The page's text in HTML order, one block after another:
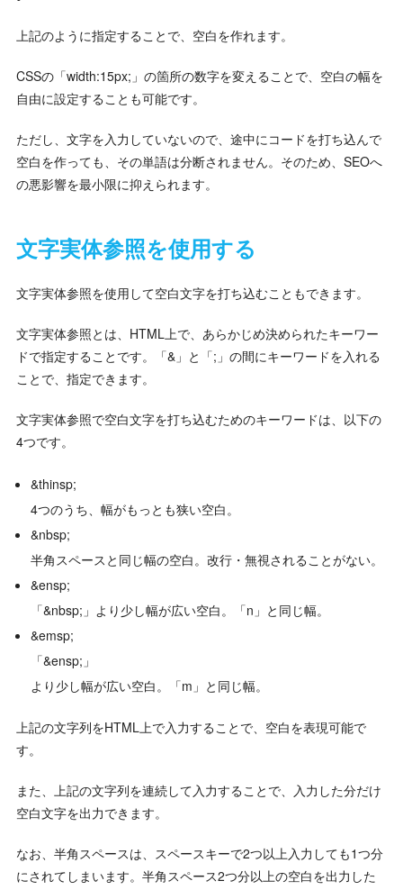
上記のように指定することで、空白を作れます。
CSSの「width:15px;」の箇所の数字を変えることで、空白の幅を
自由に設定することも可能です。
ただし、文字を入力していないので、途中にコードを打ち込んで
空白を作っても、その単語は分断されません。そのため、SEOへ
の悪影響を最小限に抑えられます。
文字実体参照を使用する
文字実体参照を使用して空白文字を打ち込むこともできます。
文字実体参照とは、HTML上で、あらかじめ決められたキーワー
ドで指定することです。「&」と「;」の間にキーワードを入れる
ことで、指定できます。
文字実体参照で空白文字を打ち込むためのキーワードは、以下の
4つです。
&thinsp;
4つのうち、幅がもっとも狭い空白。
&nbsp;
半角スペースと同じ幅の空白。改行・無視されることがない。
&ensp;
「&nbsp;」より少し幅が広い空白。「n」と同じ幅。
&emsp;
「&ensp;」
より少し幅が広い空白。「m」と同じ幅。
上記の文字列をHTML上で入力することで、空白を表現可能で
す。
また、上記の文字列を連続して入力することで、入力した分だけ
空白文字を出力できます。
なお、半角スペースは、スペースキーで2つ以上入力しても1つ分
にされてしまいます。半角スペース2つ分以上の空白を出力した